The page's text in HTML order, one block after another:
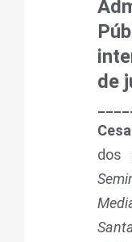
de
dos